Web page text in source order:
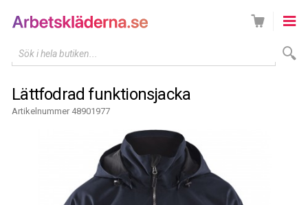
Sök i hela butiken...
Lättfodrad funktionsjacka
Artikelnummer 48901977